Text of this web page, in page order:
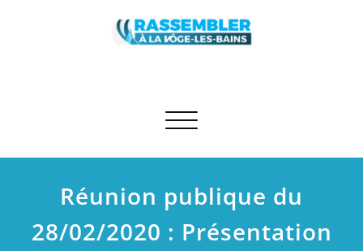
Afficher/masquer la navigation
Réunion publique du
28/02/2020 : Présentation